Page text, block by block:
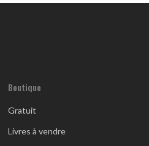
Boutique
Gratuit
Livres à vendre